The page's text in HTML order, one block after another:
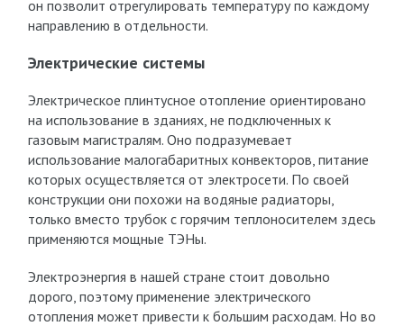
он позволит отрегулировать температуру по каждому
направлению в отдельности.
Электрические системы
Электрическое плинтусное отопление ориентировано
на использование в зданиях, не подключенных к
газовым магистралям. Оно подразумевает
использование малогабаритных конвекторов, питание
которых осуществляется от электросети. По своей
конструкции они похожи на водяные радиаторы,
только вместо трубок с горячим теплоносителем здесь
применяются мощные ТЭНы.
Электроэнергия в нашей стране стоит довольно
дорого, поэтому применение электрического
отопления может привести к большим расходам. Но во